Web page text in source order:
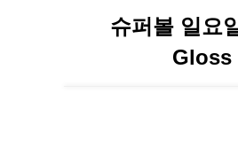
슈퍼볼 일요
Gloss